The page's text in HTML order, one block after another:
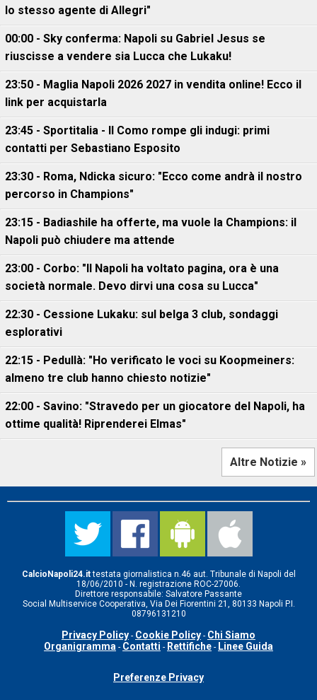
lo stesso agente di Allegri"
00:00 - Sky conferma: Napoli su Gabriel Jesus se
riuscisse a vendere sia Lucca che Lukaku!
23:50 - Maglia Napoli 2026 2027 in vendita online! Ecco il
link per acquistarla
23:45 - Sportitalia - Il Como rompe gli indugi: primi
contatti per Sebastiano Esposito
23:30 - Roma, Ndicka sicuro: "Ecco come andrà il nostro
percorso in Champions"
23:15 - Badiashile ha offerte, ma vuole la Champions: il
Napoli può chiudere ma attende
23:00 - Corbo: "Il Napoli ha voltato pagina, ora è una
società normale. Devo dirvi una cosa su Lucca"
22:30 - Cessione Lukaku: sul belga 3 club, sondaggi
esplorativi
22:15 - Pedullà: "Ho verificato le voci su Koopmeiners:
almeno tre club hanno chiesto notizie"
22:00 - Savino: "Stravedo per un giocatore del Napoli, ha
ottime qualità! Riprenderei Elmas"
Altre Notizie »
CalcioNapoli24.ittestata giornalistica n.46 aut. Tribunale di Napoli del
18/06/2010 - N. registrazione ROC-27006.
Direttore responsabile: Salvatore Passante
Social Multiservice Cooperativa, Via Dei Fiorentini 21, 80133 Napoli P.I.
08796131210
Privacy Policy - Cookie Policy - Chi Siamo
Organigramma - Contatti - Rettifiche - Linee Guida
Preferenze Privacy